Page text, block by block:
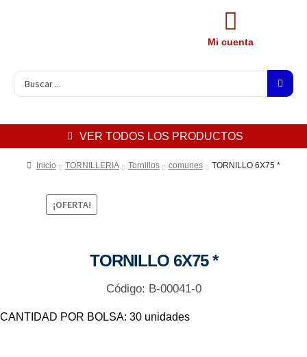
Mi cuenta
VER TODOS LOS PRODUCTOS
Inicio TORNILLERIA Tornillos comunes TORNILLO 6X75 *
¡OFERTA!
TORNILLO 6X75 *
Código: B-00041-0
CANTIDAD POR BOLSA: 30 unidades